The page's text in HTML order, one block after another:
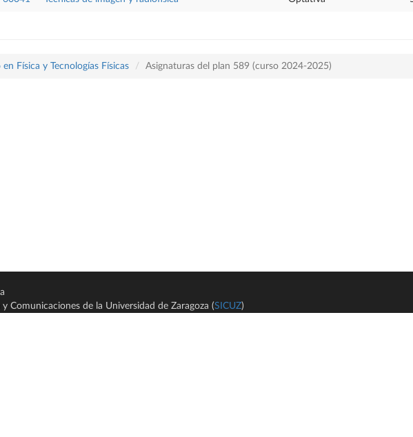
Física y Tecnologías Físicas Asignaturas del plan 589 (curso 2024-2025)
de la Universidad de Zaragoza (SICUZ)